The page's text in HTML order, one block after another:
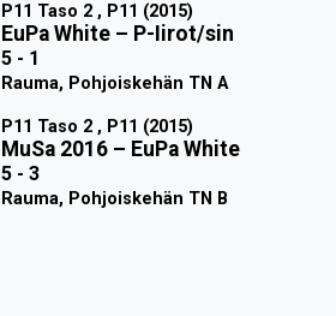
P11 Taso 2 , P11 (2015)
EuPa White – P-Iirot/sin
5 - 1
Rauma, Pohjoiskehän TN A
P11 Taso 2 , P11 (2015)
MuSa 2016 – EuPa White
5 - 3
Rauma, Pohjoiskehän TN B